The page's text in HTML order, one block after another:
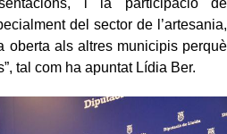
i la participació de
del sector de l’artesania,
oberta als altres municipis perquè
tal com ha apuntat Lídia Ber.